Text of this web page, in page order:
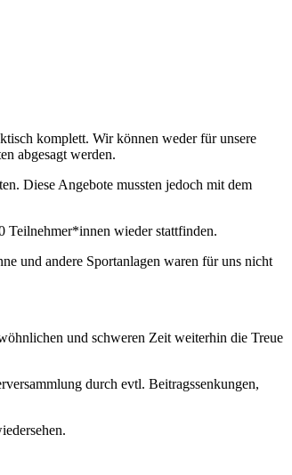
komplett. Wir können weder für unsere
abgesagt werden.
Diese Angebote mussten jedoch mit dem
Teilnehmer*innen wieder stattfinden.
und andere Sportanlagen waren für uns nicht
und schweren Zeit weiterhin die Treue
durch evtl. Beitragssenkungen,